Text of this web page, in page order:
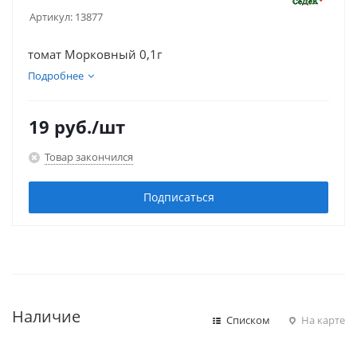
Артикул: 13877
томат Морковный 0,1г
Подробнее
19 руб./шт
Товар закончился
Подписаться
Наличие Списком На карте